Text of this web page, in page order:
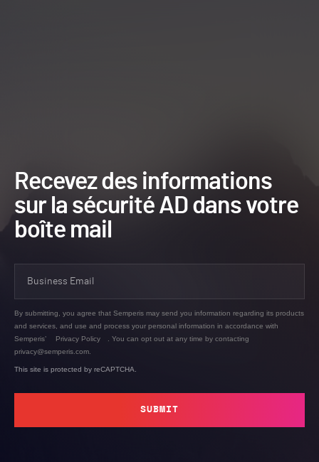
Recevez des informations
sur la sécurité AD dans votre
boîte mail
By submitting, you agree that Semperis may send you information regarding its products
and services, and use and process your personal information in accordance with
Semperis’
Privacy Policy
. You can opt out at any time by contacting
privacy@semperis.com.
This site is protected by reCAPTCHA.
SUBMIT